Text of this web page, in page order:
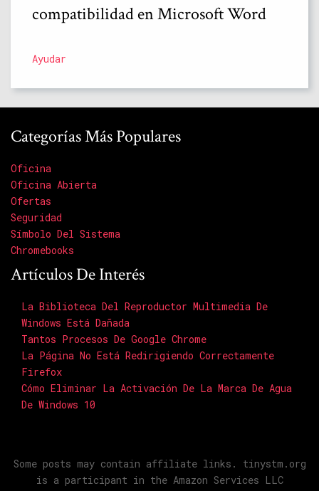
compatibilidad en Microsoft Word
Ayudar
Categorías Más Populares
Oficina
Oficina Abierta
Ofertas
Seguridad
Símbolo Del Sistema
Chromebooks
Artículos De Interés
La Biblioteca Del Reproductor Multimedia De
Windows Está Dañada
Tantos Procesos De Google Chrome
La Página No Está Redirigiendo Correctamente
Firefox
Cómo Eliminar La Activación De La Marca De Agua
De Windows 10
Some posts may contain affiliate links. tinystm.org
is a participant in the Amazon Services LLC